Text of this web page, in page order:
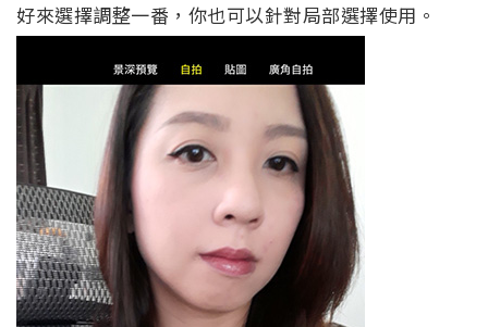
好來選擇調整一番，你也可以針對局部選擇使用。